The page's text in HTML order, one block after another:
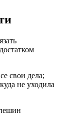
свои дела;
не уходила